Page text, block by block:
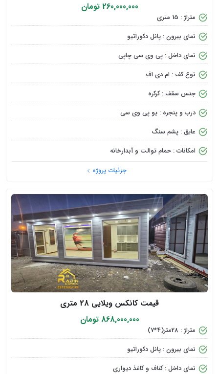
260,000,000 تومان
متراژ : 15 متری
نمای بیرون : پانل دکوراتیو
نمای داخل : پی وی سی چاپی
نوع کف : ام دی اف
جنس سقف : کرکره
درب و پنجره : یو پی وی سی
عایق : پشم سنگ
امکانات : حمام توالت و آبدارخانه
جزئیات پروژه
قیمت کانکس ویلایی 28 متری
868,000,000 تومان
متراژ : 28متر(4*7)
نمای بیرون : پانل دکوراتیو
نمای داخل : کناف و کاغذ دیواری